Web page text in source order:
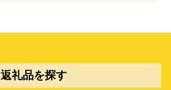
返礼品を探す